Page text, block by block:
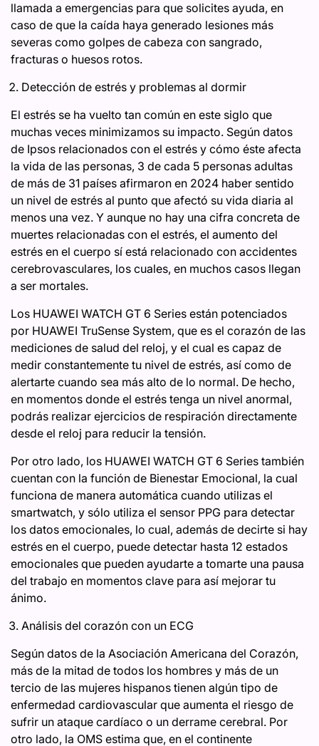
llamada a emergencias para que solicites ayuda, en
caso de que la caída haya generado lesiones más
severas como golpes de cabeza con sangrado,
fracturas o huesos rotos.
Detección de estrés y problemas al dormir
El estrés se ha vuelto tan común en este siglo que
muchas veces minimizamos su impacto. Según datos
de Ipsos relacionados con el estrés y cómo éste afecta
la vida de las personas, 3 de cada 5 personas adultas
de más de 31 países afirmaron en 2024 haber sentido
un nivel de estrés al punto que afectó su vida diaria al
menos una vez. Y aunque no hay una cifra concreta de
muertes relacionadas con el estrés, el aumento del
estrés en el cuerpo sí está relacionado con accidentes
cerebrovasculares, los cuales, en muchos casos llegan
a ser mortales.
Los HUAWEI WATCH GT 6 Series están potenciados
por HUAWEI TruSense System, que es el corazón de las
mediciones de salud del reloj, y el cual es capaz de
medir constantemente tu nivel de estrés, así como de
alertarte cuando sea más alto de lo normal. De hecho,
en momentos donde el estrés tenga un nivel anormal,
podrás realizar ejercicios de respiración directamente
desde el reloj para reducir la tensión.
Por otro lado, los HUAWEI WATCH GT 6 Series también
cuentan con la función de Bienestar Emocional, la cual
funciona de manera automática cuando utilizas el
smartwatch, y sólo utiliza el sensor PPG para detectar
los datos emocionales, lo cual, además de decirte si hay
estrés en el cuerpo, puede detectar hasta 12 estados
emocionales que pueden ayudarte a tomarte una pausa
del trabajo en momentos clave para así mejorar tu
ánimo.
Análisis del corazón con un ECG
Según datos de la Asociación Americana del Corazón,
más de la mitad de todos los hombres y más de un
tercio de las mujeres hispanos tienen algún tipo de
enfermedad cardiovascular que aumenta el riesgo de
sufrir un ataque cardíaco o un derrame cerebral. Por
otro lado, la OMS estima que, en el continente